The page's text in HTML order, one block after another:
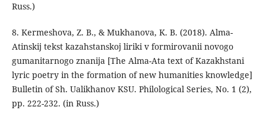
Russ.)
8. Kermeshova, Z. B., & Mukhanova, K. B. (2018). Alma-
Atinskij tekst kazahstanskoj liriki v formirovanii novogo
gumanitarnogo znanija [The Alma-Ata text of Kazakhstani
lyric poetry in the formation of new humanities knowledge]
Bulletin of Sh. Ualikhanov KSU. Philological Series, No. 1 (2),
pp. 222-232. (in Russ.)